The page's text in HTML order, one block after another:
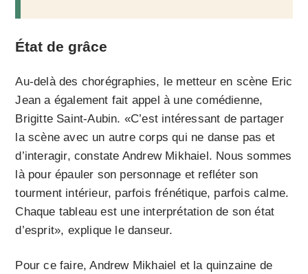
État de grâce
Au-delà des chorégraphies, le metteur en scène Eric
Jean a également fait appel à une comédienne,
Brigitte Saint-Aubin. «C’est intéressant de partager
la scène avec un autre corps qui ne danse pas et
d’interagir, constate Andrew Mikhaiel. Nous sommes
là pour épauler son personnage et refléter son
tourment intérieur, parfois frénétique, parfois calme.
Chaque tableau est une interprétation de son état
d’esprit», explique le danseur.
Pour ce faire,Andrew Mikhaiel et la quinzaine de